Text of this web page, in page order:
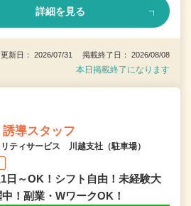
詳細を見る
更新日： 2026/07/31 掲載終了日： 2026/08/08
本日掲載終了になります
導スタッフ
ティサービス 川越支社（駐車場）
1日～OK！シフト自由！未経験大
！副業・WワークOK！